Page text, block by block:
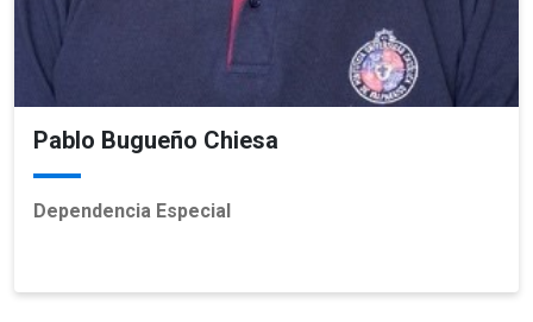
Pablo Bugueño Chiesa
Dependencia Especial